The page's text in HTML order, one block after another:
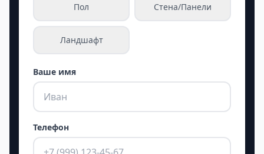
Пол Стена/Панели
Ландшафт
Ваше имя
Телефон